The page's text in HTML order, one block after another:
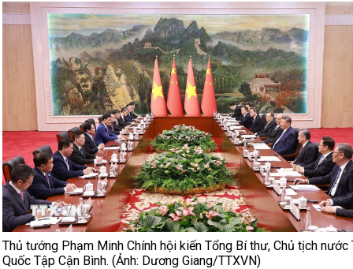
Thủ tướng Phạm Minh Chính hội kiến Tổng Bí thư, Chủ tịch nước
Quốc Tập Cận Bình. (Ảnh: Dương Giang/TTXVN)